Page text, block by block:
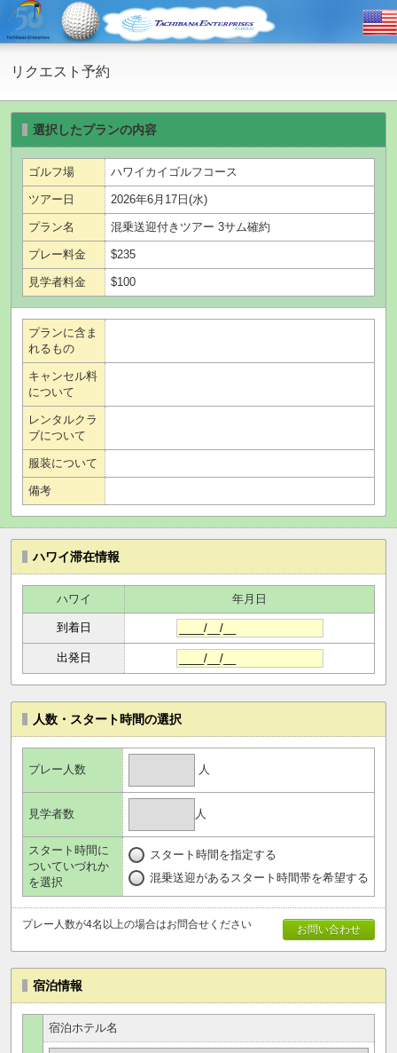
リクエスト予約
選択したプランの内容
ゴルフ場 ハワイカイゴルフコース
ツアー日 2026年6月17日(水)
プラン名 混乗送迎付きツアー 3サム確約
プレー料金 $235
見学者料金 $100
プランに含ま
れるもの
キャンセル料
について
レンタルクラ
ブについて
服装について
備考
ハワイ滞在情報
ハワイ 年月日
到着日
出発日
人数・スタート時間の選択
プレー人数 人
見学者数 人
スタート時間に
ついていづれか
を選択
スタート時間を指定する
混乗送迎があるスタート時間帯を希望する
お問い合わせ
プレー人数が4名以上の場合はお問合せください
宿泊情報
宿泊ホテル名